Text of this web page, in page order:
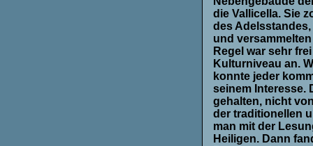
die Vallicella. Sie
des
und
Regel war sehr
Kulturniveau an.
konnte jeder
seinem Interesse.
gehalten, nicht
der traditionellen
man mit der
Heiligen. Dann